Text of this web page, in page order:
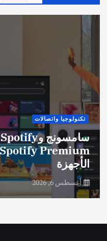
تكنولوجيا واتصالات
الأجهزة
أغسطس 6, 2026